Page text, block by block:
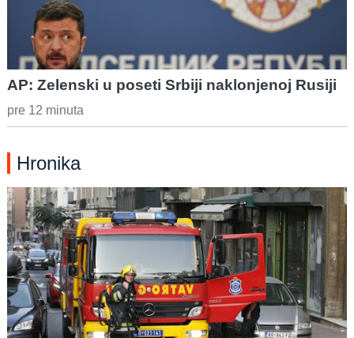
AP: Zelenski u poseti Srbiji naklonjenoj Rusiji
pre 12 minuta
Hronika